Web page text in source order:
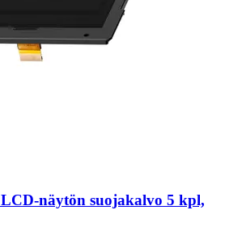
LCD-​näytön suojakalvo 5 kpl,